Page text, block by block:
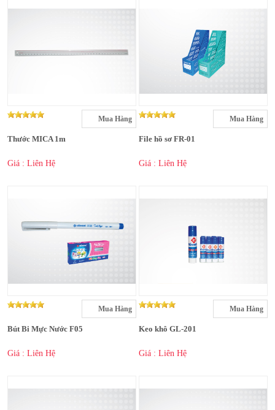
Mua Hàng
Thước MICA 1m
Giá : Liên Hệ
Mua Hàng
File hồ sơ FR-01
Giá : Liên Hệ
Mua Hàng
Bút Bi Mực Nước F05
Giá : Liên Hệ
Mua Hàng
Keo khô GL-201
Giá : Liên Hệ